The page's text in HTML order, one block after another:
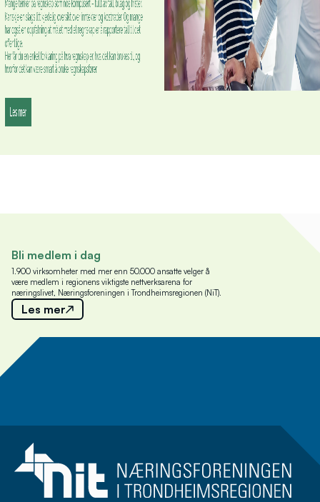
Bli medlem i dag
1.900 virksomheter med mer enn 50.000 ansatte velger å
være medlem i regionens viktigste nettverksarena for
næringslivet, Næringsforeningen i Trondheimsregionen (NiT).
Les mer